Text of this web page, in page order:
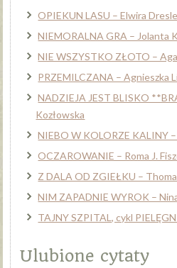
OPIEKUN LASU – Elwira
NIEMORALNA GRA – Jolanta
NIE WSZYSTKO ZŁOTO –
PRZEMILCZANA – Agnieszka
NADZIEJA JEST BLISKO
Kozłowska
NIEBO W KOLORZE KALINY
OCZAROWANIE – Roma J.
Z DALA OD ZGIEŁKU –
NIM ZAPADNIE WYROK –
TAJNY SZPITAL, cykl
Ulubione cytaty